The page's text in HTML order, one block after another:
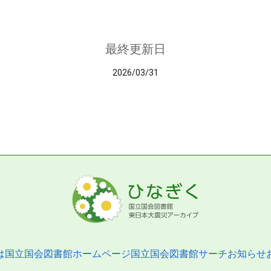
最終更新日
2026/03/31
国立国会図書館ホームページ国立国会図書館サーチお知らせ